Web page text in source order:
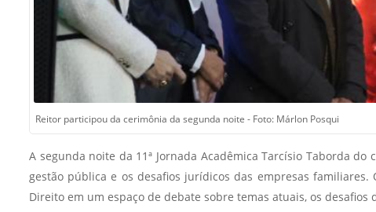
Jurídica) -
NPS -
em Saúde
Reitor participou da cerimônia da segunda noite - Foto: Márlon Posqui
A segunda noite da 11ª Jornada Acadêmica Tarcísio Taborda
gestão pública e os desafios jurídicos das empresas familiares.
Direito em um espaço de debate sobre temas atuais, os